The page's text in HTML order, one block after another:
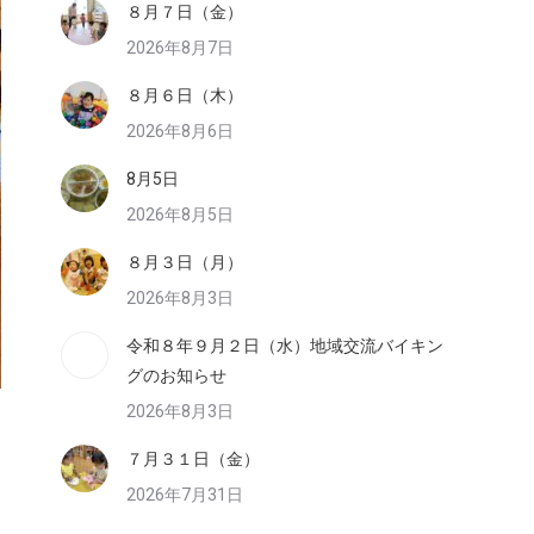
８月７日（金）
2026年8月7日
８月６日（木）
2026年8月6日
8月5日
2026年8月5日
８月３日（月）
2026年8月3日
令和８年９月２日（水）地域交流バイキン
グのお知らせ
2026年8月3日
７月３１日（金）
2026年7月31日